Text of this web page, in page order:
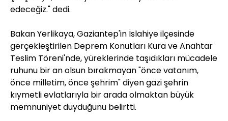
edeceğiz." dedi.
Bakan Yerlikaya, Gaziantep'in İslahiye ilçesinde
gerçekleştirilen Deprem Konutları Kura ve Anahtar
Teslim Töreni'nde, yüreklerinde taşıdıkları mücadele
ruhunu bir an olsun bırakmayan "önce vatanım,
önce milletim, önce şehrim" diyen gazi şehrin
kıymetli evlatlarıyla bir arada olmaktan büyük
memnuniyet duyduğunu belirtti.